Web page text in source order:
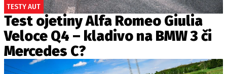
TESTY AUT
Test ojetiny Alfa Romeo Giulia
Veloce Q4 – kladivo na BMW 3 či
Mercedes C?